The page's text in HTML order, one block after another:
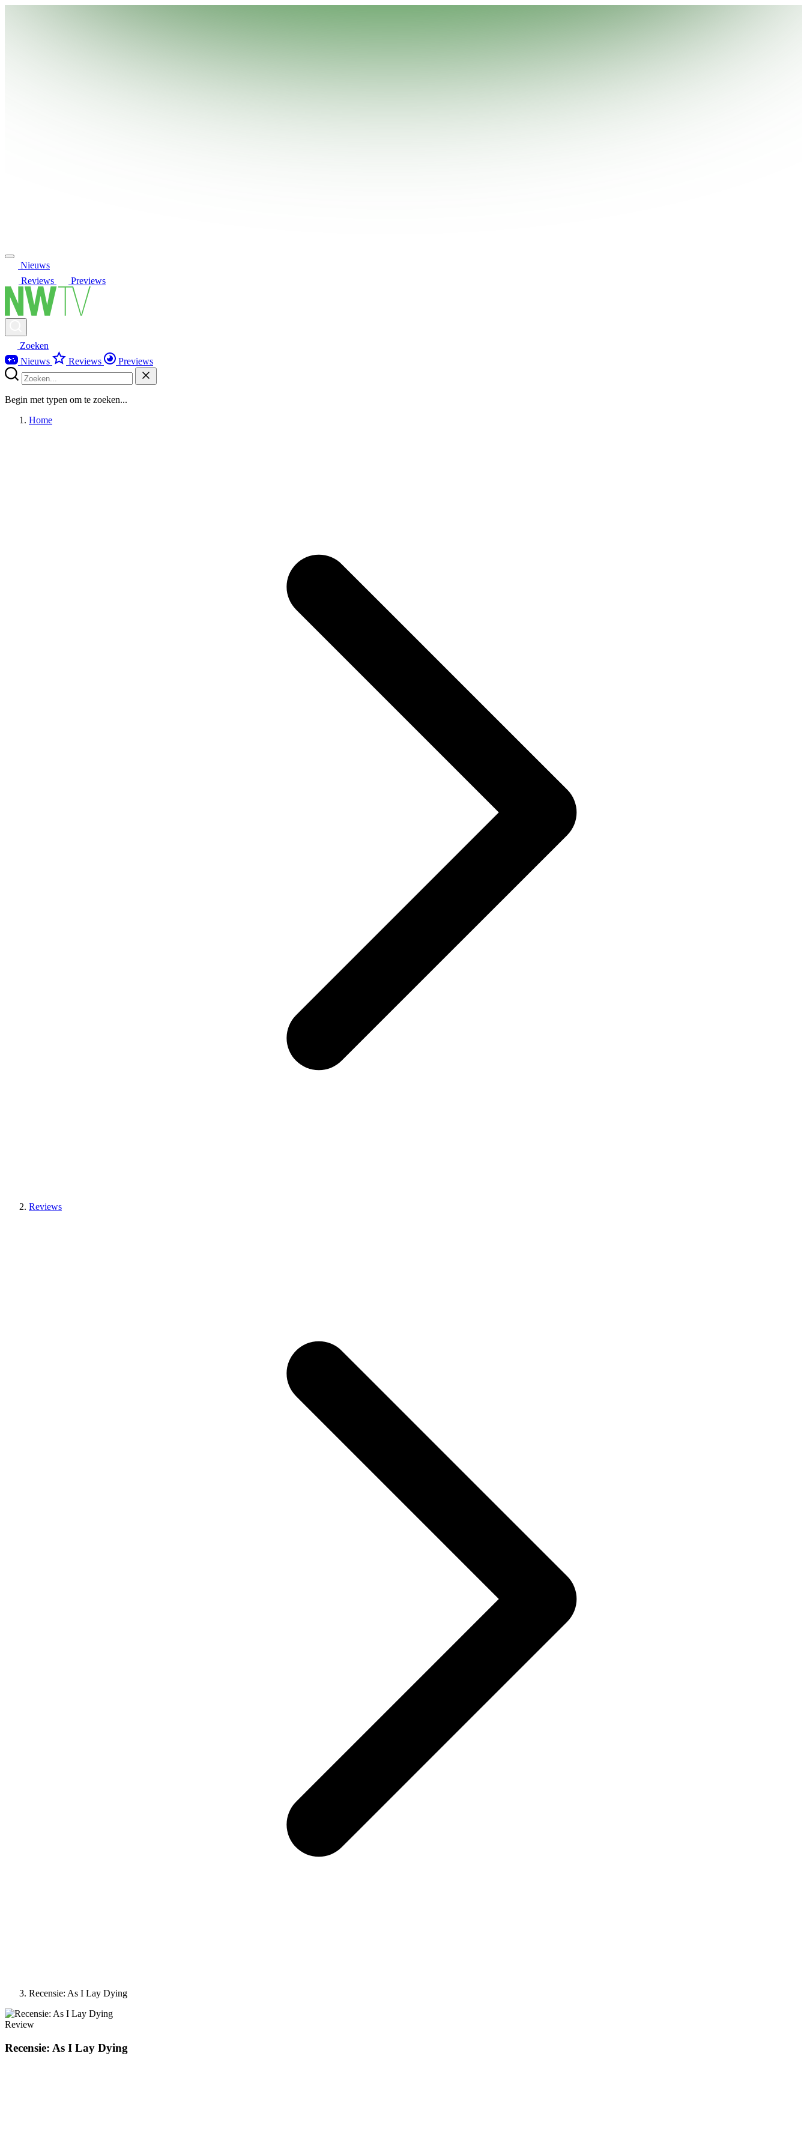
Nieuws
Reviews
Previews
Zoeken
Nieuws
Reviews Previews
Begin met typen om te zoeken...
Home
Reviews
Recensie: As I Lay Dying
Review
Recensie: As I Lay Dying